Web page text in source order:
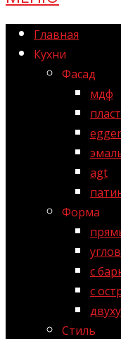
Главная
Кухни
Фасад
мдф
egger
agt
Форма
с
с
Стиль